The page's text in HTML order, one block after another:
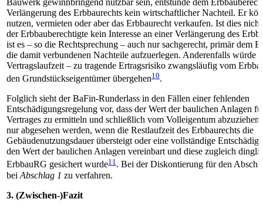
Verlängerung des Erbbaurechts kein wirtschaftlicher Nachteil. Er
nutzen, vermieten oder aber das Erbbaurecht verkaufen. Ist dies
der Erbbauberechtigte kein Interesse an einer Verlängerung des
ist es – so die Rechtsprechung – auch nur sachgerecht, primär dem
die damit verbundenen Nachteile aufzuerlegen. Anderenfalls würde
Vertragslaufzeit – zu tragende Ertragsrisiko zwangsläufig vom
den Grundstückseigentümer übergehen10.
Folglich sieht der BaFin-Runderlass in den Fällen einer fehlenden
Entschädigungsregelung vor, dass der Wert der baulichen Anlagen
Vertrages zu ermitteln und schließlich vom Volleigentum
nur abgesehen werden, wenn die Restlaufzeit des Erbbaurechts die
Gebäudenutzungsdauer übersteigt oder eine vollständige
den Wert der baulichen Anlagen vereinbart und diese zugleich
ErbbauRG gesichert wurde11 . Bei der Diskontierung für den
bei Abschlag 1 zu verfahren.
3. (Zwischen-)Fazit